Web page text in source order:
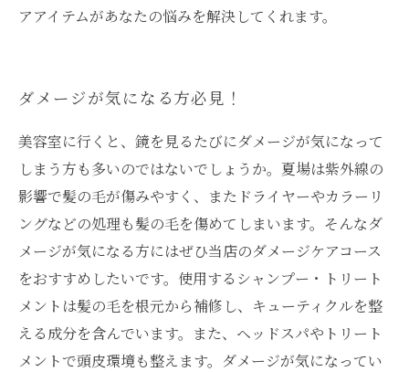
アアイテムがあなたの悩みを解決してくれます。
ダメージが気になる方必見！
美容室に行くと、鏡を見るたびにダメージが気になって
しまう方も多いのではないでしょうか。夏場は紫外線の
影響で髪の毛が傷みやすく、またドライヤーやカラーリ
ングなどの処理も髪の毛を傷めてしまいます。そんなダ
メージが気になる方にはぜひ当店のダメージケアコース
をおすすめしたいです。使用するシャンプー・トリート
メントは髪の毛を根元から補修し、キューティクルを整
える成分を含んでいます。また、ヘッドスパやトリート
メントで頭皮環境も整えます。ダメージが気になってい